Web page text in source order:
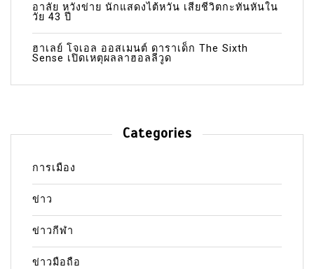
อาลัย หวังข่าย นักแสดงไต้หวัน เสียชีวิตกะทันหันใน
วัย 43 ปี
ฮาเลย์ โจเอล ออสเมนต์ ดาราเด็ก The Sixth
Sense เปิดเหตุผลลาฮอลลีวูด
Categories
การเมือง
ข่าว
ข่าวกีฬา
ข่าวมือถือ